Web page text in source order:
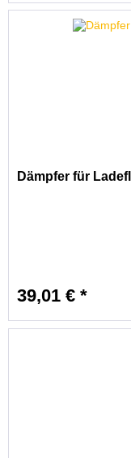
Dämpfer für
39,01 € *